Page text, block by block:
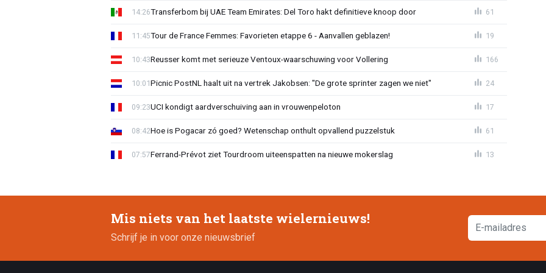
Transferbom bij UAE Team Emirates: Del Toro hakt definitieve knoop door
14:26 61
Tour de France Femmes: Favorieten etappe 6 - Aanvallen geblazen!
11:45 19
Reusser komt met serieuze Ventoux-waarschuwing voor Vollering
10:43 166
Picnic PostNL haalt uit na vertrek Jakobsen: "De grote sprinter zagen we niet"
10:01 24
UCI kondigt aardverschuiving aan in vrouwenpeloton
09:23 17
Hoe is Pogacar zó goed? Wetenschap onthult opvallend puzzelstuk
08:42 61
Ferrand-Prévot ziet Tourdroom uiteenspatten na nieuwe mokerslag
07:57 13
Mis niets van het laatste wielernieuws!
Schrijf je in voor onze nieuwsbrief